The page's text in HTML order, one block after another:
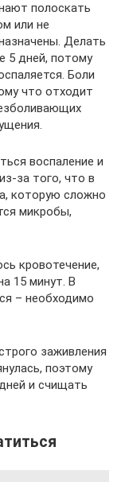
полоскать
или не
Делать
5 дней, потому
Боли
что отходит
воспаление и
за того, что в
которую сложно
микробы,
кровотечение,
15 минут. В
– необходимо
заживления
поэтому
и счищать